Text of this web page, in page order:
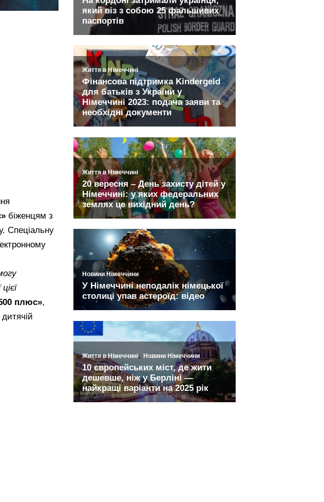
біженцям з
Спеціальну
плюс»,